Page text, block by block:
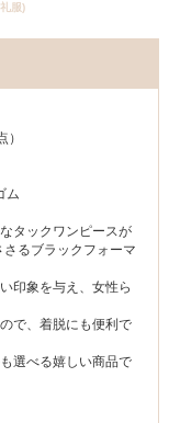
服)
ム
タックワンピースが
るブラックフォーマ
印象を与え、女性ら
で、着脱にも便利で
選べる嬉しい商品で